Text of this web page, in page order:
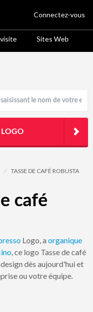
Sites Web
Connectez-vous
// TASSE DE CAFÉ ROBUSTA
café
Logo, a organique
, ce logo Tasse de café
dès aujourd'hui et
ou votre équipe.
LOGO